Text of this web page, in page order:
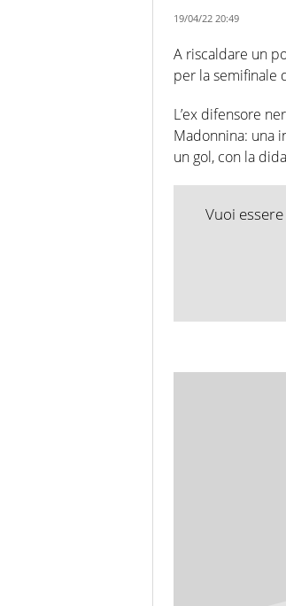
19/04/22 20:49
A riscaldare un
per la semifinale
L’ex difensore
Madonnina: una
un gol, con la
Vuoi